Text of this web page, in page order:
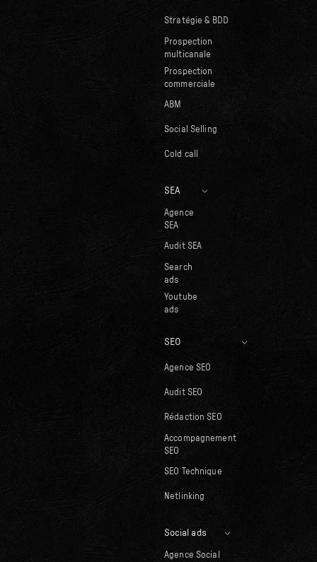
Stratégie & BDD
Prospection
multicanale
Prospection
commerciale
ABM
Social Selling
Cold call
SEA
Agence
SEA
Audit SEA
Search
ads
Youtube
ads
SEO
Agence SEO
Audit SEO
Rédaction SEO
Accompagnement
SEO
SEO Technique
Netlinking
Social ads
Agence Social